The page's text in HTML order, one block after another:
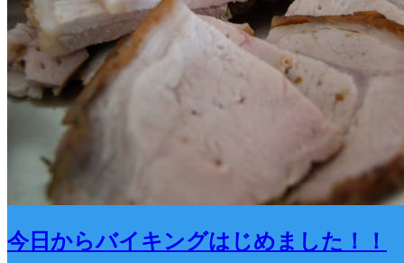
今日からバイキングはじめました！！